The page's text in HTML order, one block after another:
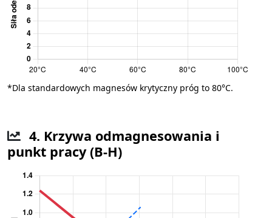
*Dla standardowych magnesów krytyczny próg to 80°C.
4. Krzywa odmagnesowania i
punkt pracy (B-H)